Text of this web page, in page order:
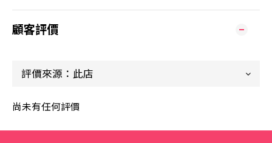
顧客評價
尚未有任何評價